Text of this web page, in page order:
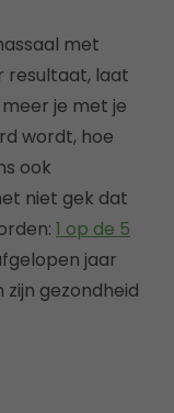
met
resultaat, laat
meer je met je
wordt, hoe
ook
niet gek dat
1 op de 5
jaar
gezondheid